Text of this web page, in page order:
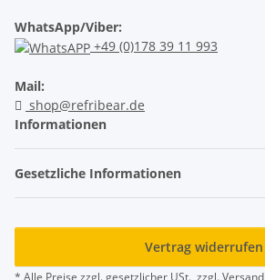
WhatsApp/Viber:
+49 (0)178 39 11 993
Mail:
shop@refribear.de
Informationen
Gesetzliche Informationen
Vertrag widerrufen
* Alle Preise zzgl. gesetzlicher USt., zzgl. Versand